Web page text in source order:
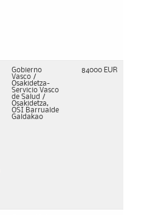
Gobierno
Vasco /
Osakidetza-
Servicio Vasco
de Salud /
Osakidetza,
OSI Barrualde
Galdakao
84000 EUR